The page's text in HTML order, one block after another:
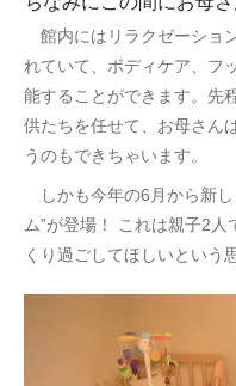
館内にはリラクゼーショ
れていて、ボディケア、フ
能することができます。先
供たちを任せて、お母さん
うのもできちゃいます。
しかも今年の6月から新し
ム”が登場！ これは親子2
くり過ごしてほしいという